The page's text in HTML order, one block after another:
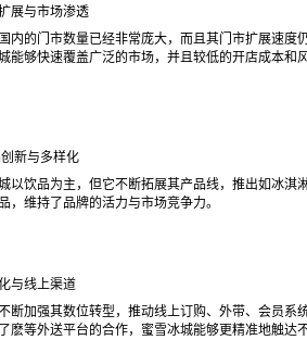
展与市场渗透
内的门市数量已经非常庞大，而且其门市扩展速
能够快速覆盖广泛的市场，并且较低的开店成本
新与多样化
以饮品为主，但它不断拓展其产品线，推出如冰
，维持了品牌的活力与市场竞争力。
与线上渠道
断加强其数位转型，推动线上订购、外带、会员
麽等外送平台的合作，蜜雪冰城能够更精准地触达